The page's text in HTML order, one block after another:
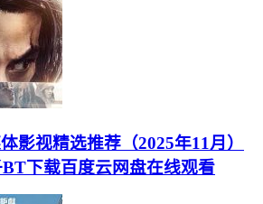
影视精选推荐（2025年11月）
下载百度云网盘在线观看